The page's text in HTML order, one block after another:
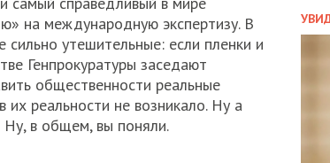
на международную экспертизу. В
утешительные: если пленки и
Генпрокуратуры заседают
общественности реальные
их реальности не возникало. Ну а
Ну, в общем, вы поняли.